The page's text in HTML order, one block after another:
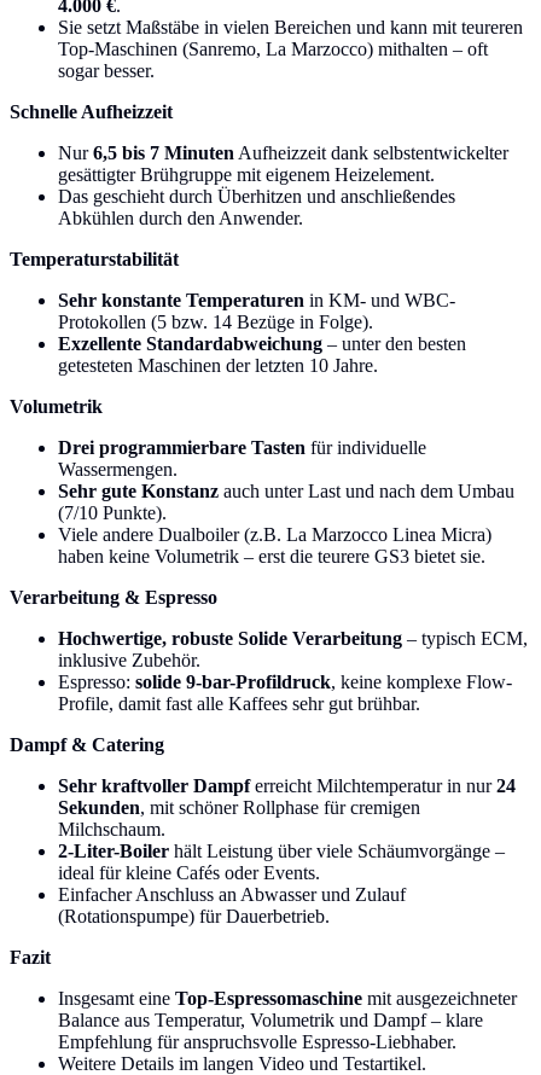
4.000 €.
Sie setzt Maßstäbe in vielen Bereichen und kann mit teureren
Top-Maschinen (Sanremo, La Marzocco) mithalten – oft
sogar besser.
Schnelle Aufheizzeit
Nur6,5 bis 7 Minuten Aufheizzeit dank selbstentwickelter
gesättigter Brühgruppe mit eigenem Heizelement.
Das geschieht durch Überhitzen und anschließendes
Abkühlen durch den Anwender.
Temperaturstabilität
Sehr konstante Temperaturen in KM- und WBC-
Protokollen (5 bzw. 14 Bezüge in Folge).
Exzellente Standardabweichung – unter den besten
getesteten Maschinen der letzten 10 Jahre.
Volumetrik
Drei programmierbare Tasten für individuelle
Wassermengen.
Sehr gute Konstanz auch unter Last und nach dem Umbau
(7/10 Punkte).
Viele andere Dualboiler (z.B. La Marzocco Linea Micra)
haben keine Volumetrik – erst die teurere GS3 bietet sie.
Verarbeitung & Espresso
Hochwertige, robuste Solide Verarbeitung – typisch ECM,
inklusive Zubehör.
Espresso: solide 9-bar-Profildruck, keine komplexe Flow-
Profile, damit fast alle Kaffees sehr gut brühbar.
Dampf & Catering
Sehr kraftvoller Dampferreicht Milchtemperatur in nur24
Sekunden, mit schöner Rollphase für cremigen
Milchschaum.
2-Liter-Boiler hält Leistung über viele Schäumvorgänge –
ideal für kleine Cafés oder Events.
Einfacher Anschluss an Abwasser und Zulauf
(Rotationspumpe) für Dauerbetrieb.
Fazit
Insgesamt eine Top-Espressomaschine mit ausgezeichneter
Balance aus Temperatur, Volumetrik und Dampf – klare
Empfehlung für anspruchsvolle Espresso-Liebhaber.
Weitere Details im langen Video und Testartikel.